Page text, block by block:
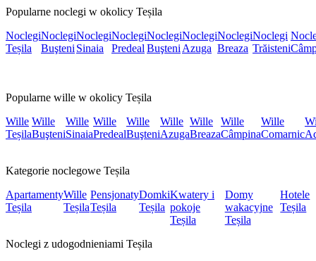
Popularne noclegi w okolicy Teșila
Noclegi
Teșila
Noclegi
Buşteni
Noclegi
Sinaia
Noclegi
Predeal
Noclegi
Buşteni
Noclegi
Azuga
Noclegi
Breaza
Noclegi
Trăisteni
Popularne wille w okolicy Teșila
Wille
Teșila
Wille
Buşteni
Wille
Sinaia
Wille
Predeal
Wille
Buşteni
Wille
Azuga
Wille
Breaza
Wille
Câmpina
Wille
Comarnic
Kategorie noclegowe Teșila
Apartamenty
Teșila
Wille
Teșila
Pensjonaty
Teșila
Domki
Teșila
Kwatery i
pokoje
Teșila
Domy
wakacyjne
Teșila
Hotele
Teșila
Noclegi z udogodnieniami Teșila